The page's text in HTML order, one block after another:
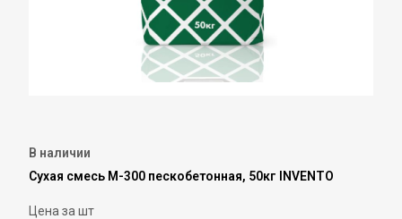
В наличии
Сухая смесь М-300 пескобетонная, 50кг INVENTO
Цена за шт